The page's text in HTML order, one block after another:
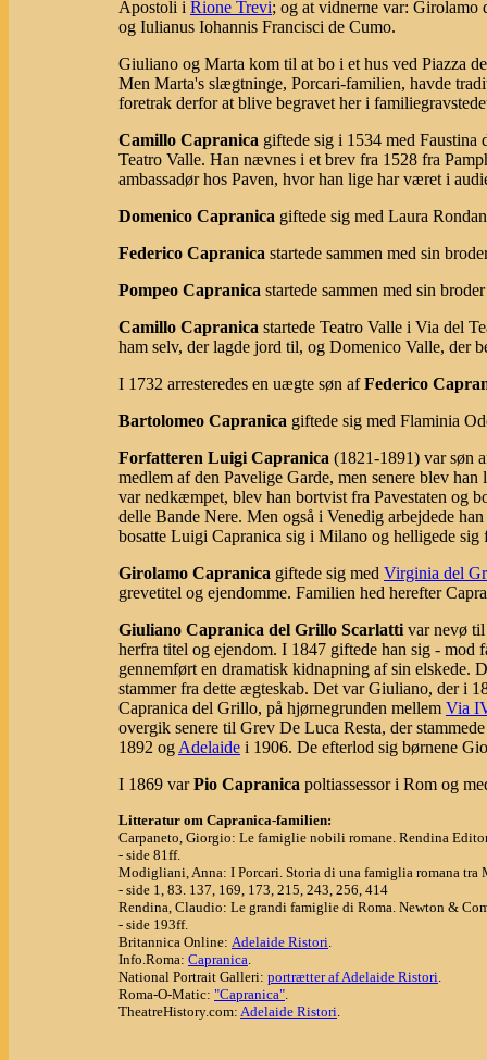
Apostoli i Rione Trevi; og at vidnerne var: Girolamo
og Iulianus Iohannis Francisci de Cumo.
Giuliano og Marta kom til at bo i et hus ved Piazza
Men Marta's slægtninge, Porcari-familien, havde
foretrak derfor at blive begravet her i
Camillo Capranica giftede sig i 1534 med Faustina
Teatro Valle. Han nævnes i et brev fra 1528 fra
ambassadør hos Paven, hvor han lige har været i
Domenico Capranica giftede sig med Laura
Federico Capranica startede sammen med sin
Pompeo Capranica startede sammen med sin
Camillo Capranica startede Teatro Valle i Via del
ham selv, der lagde jord til, og Domenico Valle, der
I 1732 arresteredes en uægte søn afFederico
Bartolomeo Capranica giftede sig med Flaminia
Forfatteren Luigi Capranica (1821-1891) var søn
medlem af den Pavelige Garde, men senere blev
var nedkæmpet, blev han bortvist fra Pavestaten og
delle Bande Nere. Men også i Venedig arbejdede
bosatte Luigi Capranica sig i Milano og helligede
Girolamo Capranica giftede sig med Virginia del
grevetitel og ejendomme. Familien hed herefter
Giuliano Capranica del Grillo Scarlatti var nevø
herfra titel og ejendom. I 1847 giftede han sig - mod
gennemført en dramatisk kidnapning af sin elskede.
stammer fra dette ægteskab. Det var Giuliano, der i
Capranica del Grillo, på hjørnegrunden mellem Via
overgik senere til Grev De Luca Resta, der
1892 og Adelaide i 1906. De efterlod sig børnene
I 1869 varPio Capranica poltiassessor i Rom og
Litteratur om Capranica-familien:
Carpaneto, Giorgio: Le famiglie nobili romane. Rendina
- side 81ff.
Modigliani, Anna: I Porcari. Storia di una famiglia romana
- side 1, 83. 137, 169, 173, 215, 243, 256, 414
Rendina, Claudio: Le grandi famiglie di Roma. Newton &
- side 193ff.
Britannica Online: Adelaide Ristori.
Info.Roma: Capranica.
National Portrait Galleri: portrætter af Adelaide Ristori.
Roma-O-Matic: "Capranica".
TheatreHistory.com: Adelaide Ristori.